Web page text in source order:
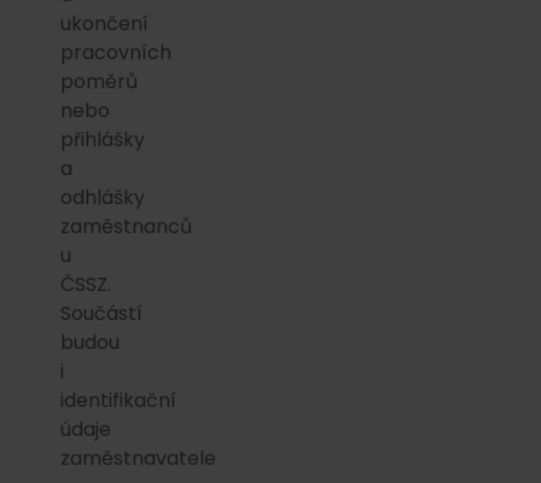
ukončení
pracovních
poměrů
nebo
přihlášky
a
odhlášky
zaměstnanců
u
ČSSZ.
Součástí
budou
i
identifikační
údaje
zaměstnavatele